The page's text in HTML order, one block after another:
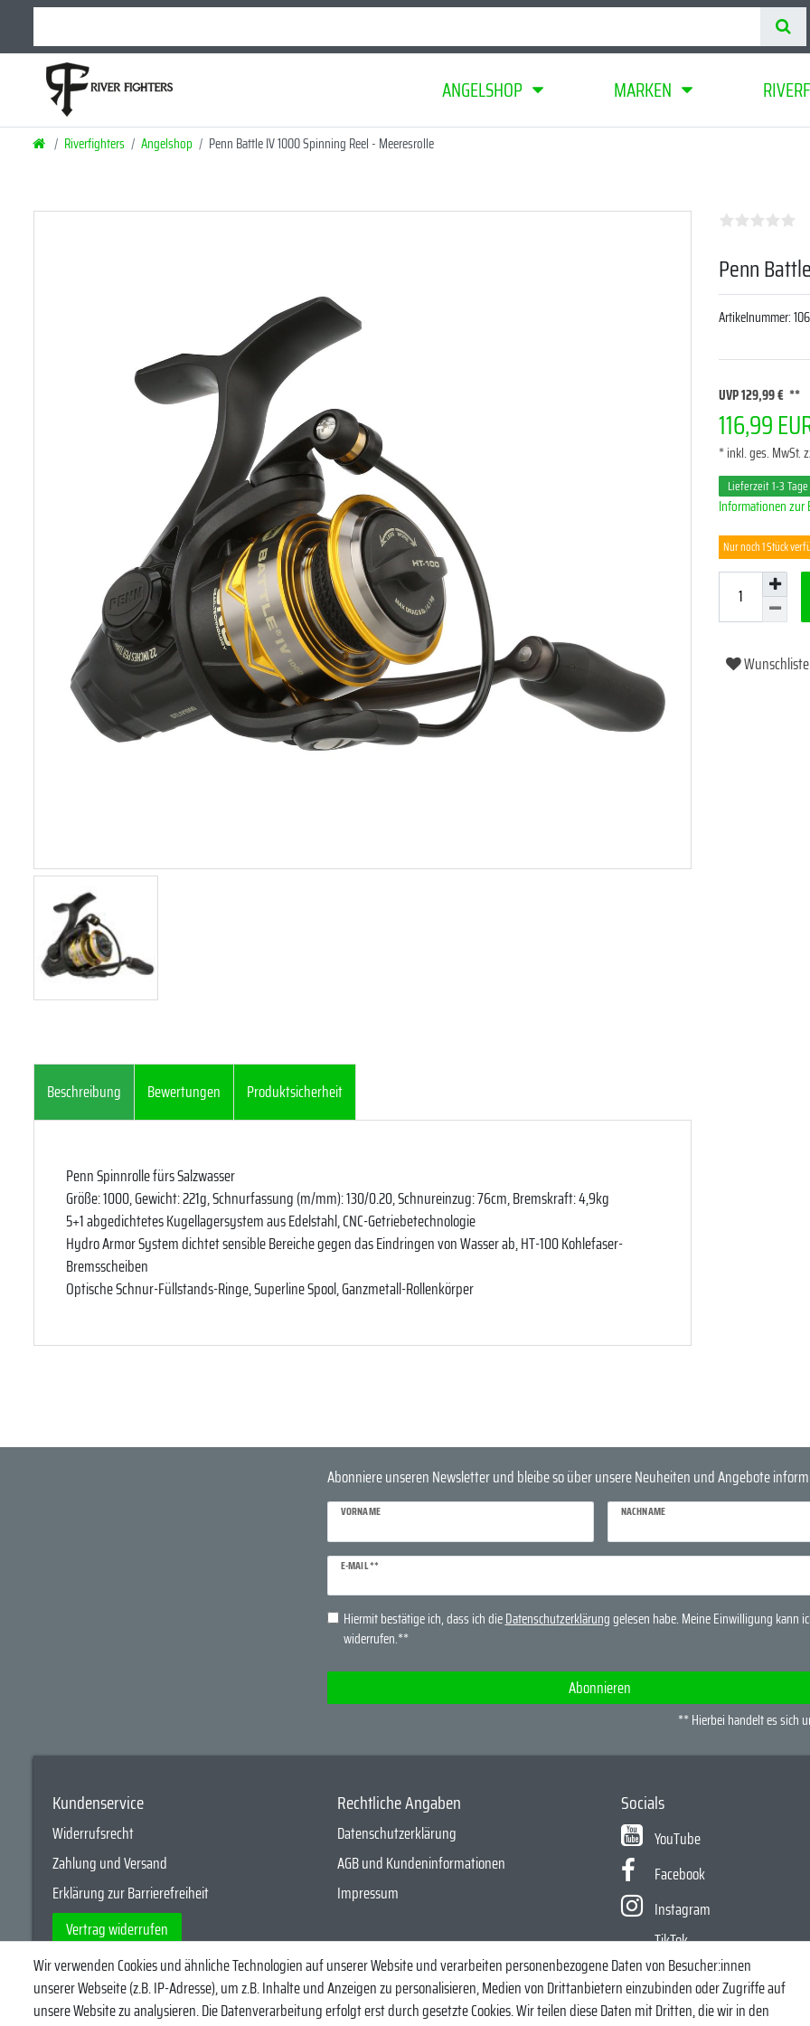
ANGELSHOP MARKEN
Riverfighters Angelshop Penn Battle IV 1000 Spinning Reel - Meeresrolle
Penn
Artikelnummer:
UVP 129,99 €
116,99
* inkl. ges. MwSt.
Lieferzeit 1-3
Informationen zur
Nur noch 1 Stück
Wunschliste
Beschreibung Bewertungen Produktsicherheit
Penn Spinnrolle fürs Salzwasser
Größe: 1000, Gewicht: 221g, Schnurfassung (m/mm): 130/0.20, Schnureinzug: 76cm, Bremskraft: 4,9kg
5+1 abgedichtetes Kugellagersystem aus Edelstahl, CNC-Getriebetechnologie
Hydro Armor System dichtet sensible Bereiche gegen das Eindringen von Wasser ab, HT-100 Kohlefaser-
Bremsscheiben
Optische Schnur-Füllstands-Ringe, Superline Spool, Ganzmetall-Rollenkörper
Abonniere unseren Newsletter und bleibe so über unsere Neuheiten und Angebote
VORNAME NACHNAME
E-MAIL **
Newsletter
Honig
Hiermit bestätige ich, dass ich dieDaten­schutz­erklärunggelesen habe. Meine Einwilligung kann
widerrufen.**
Abonnieren
** Hierbei handelt es sich
Kundenservice
Widerrufsrecht
Zahlung und Versand
Erklärung zur Barrierefreiheit
Vertrag widerrufen
Rechtliche Angaben
Datenschutzerklärung
AGB und Kundeninformationen
Impressum
Socials
YouTube
Facebook
Instagram
TikTok
Egal ob Barsch, Hecht, Zander und Co. - Riverfighters ist der Shop für Raubfischangler - Von
Wir verwenden Cookies und ähnliche Technologien auf unserer Website und verarbeiten personenbezogene Daten von Besucher:innen
unserer Webseite (z.B. IP-Adresse), um z.B. Inhalte und Anzeigen zu personalisieren, Medien von Drittanbietern einzubinden oder Zugriffe auf
unsere Website zu analysieren. Die Datenverarbeitung erfolgt erst durch gesetzte Cookies. Wir teilen diese Daten mit Dritten, die wir in den